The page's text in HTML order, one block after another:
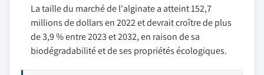
La taille du marché de l'alginate a atteint 152,7
millions de dollars en 2022 et devrait croître de plus
de 3,9 % entre 2023 et 2032, en raison de sa
biodégradabilité et de ses propriétés écologiques.